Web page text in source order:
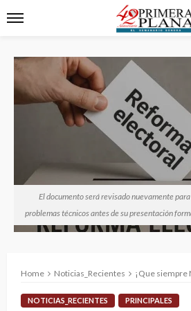
El documento será revisado nuevamente
problemas técnicos antes de su presentación
Home Noticias_Recientes ¡Que siempre NO! Sheinbaum
NOTICIAS_RECIENTES PRINCIPALES